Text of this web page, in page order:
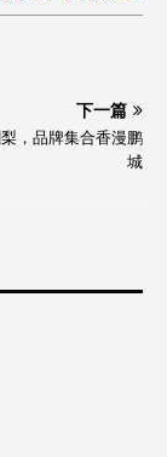
下一篇
，品牌集合香漫鹏
城